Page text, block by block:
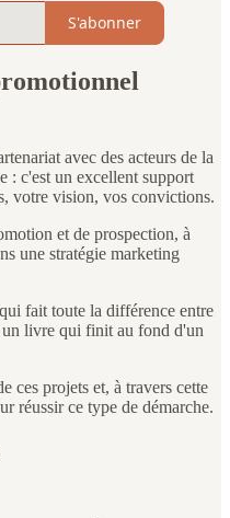
S'abonner
avec des acteurs de la
: c'est un excellent support
votre vision, vos convictions.
et de prospection, à
une stratégie marketing
fait toute la différence entre
un livre qui finit au fond d'un
ces projets et, à travers cette
réussir ce type de démarche.